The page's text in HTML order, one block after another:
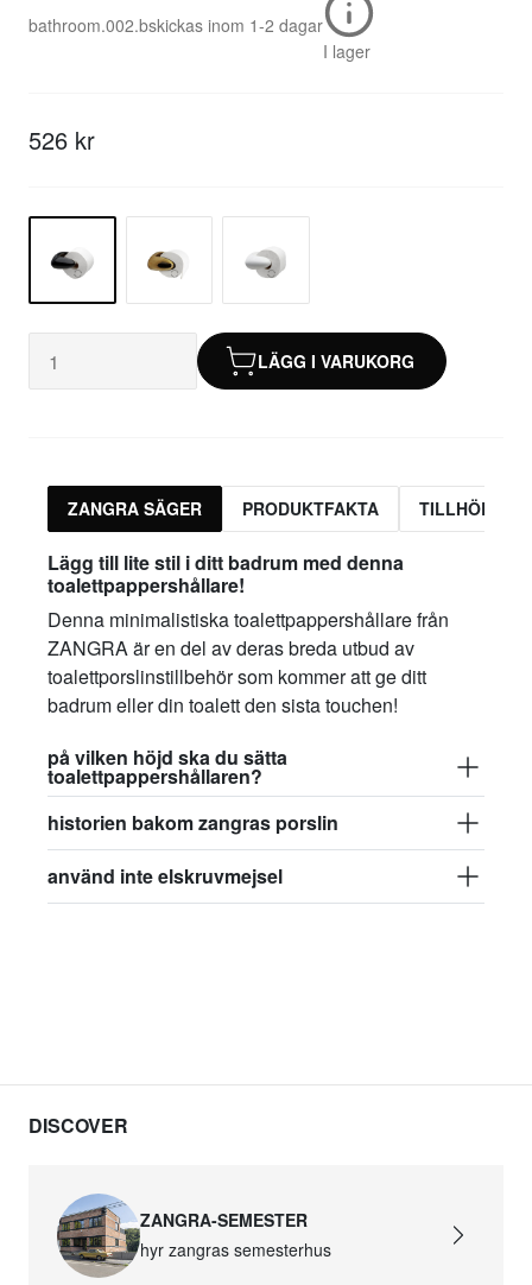
bathroom.002.bskickas inom 1-2 dagar
I lager
526 kr
LÄGG I VARUKORG
ZANGRA SÄGER PRODUKTFAKTA
Lägg till lite stil i ditt badrum med denna
toalettpappershållare!
Denna minimalistiska toalettpappershållare från
ZANGRA är en del av deras breda utbud av
toalettporslinstillbehör som kommer att ge ditt
badrum eller din toalett den sista touchen!
på vilken höjd ska du sätta
toalettpappershållaren?
historien bakom zangras porslin
använd inte elskruvmejsel
DISCOVER
ZANGRA-SEMESTER
hyr zangras semesterhus